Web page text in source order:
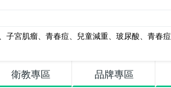
、 子宮肌瘤、 青春痘、 兒童減重、 玻尿酸、 青春痘
衛教專區 品牌專區